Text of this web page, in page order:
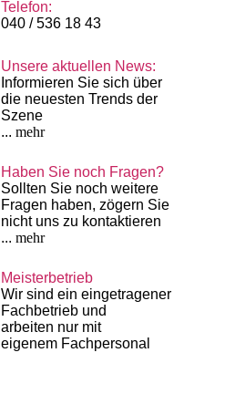
Telefon:
040 / 536 18 43
Unsere aktuellen News:
Informieren Sie sich über
die neuesten Trends der
Szene
... mehr
Haben Sie noch Fragen?
Sollten Sie noch weitere
Fragen haben, zögern Sie
nicht uns zu kontaktieren
... mehr
Meisterbetrieb
Wir sind ein eingetragener
Fachbetrieb und
arbeiten nur mit
eigenem Fach­personal